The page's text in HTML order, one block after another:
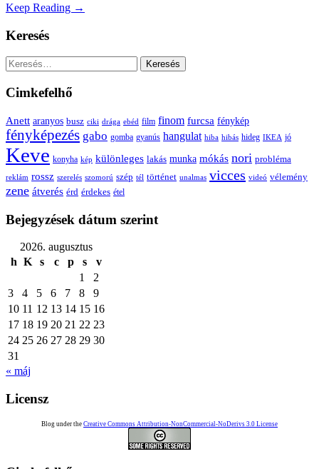
Keep Reading →
Keresés
Keresés:
Cimkefelhő
Anett aranyos busz ciki drága ebéd film finom furcsa fénykép
fényképezés gabo gomba gyanús hangulat hiba hibás hideg IKEA jó
Keve konyha kép különleges lakás munka mókás nori probléma
reklám rossz szerelés szomorú szép tél történet unalmas vicces videó vélemény
zene átverés érd érdekes étel
Bejegyzések dátum szerint
2026. augusztus
h K s c p s
v
1
2
3
4 5 6 7 8
9
10 11 12 13 14 15 16
17 18 19 20 21 22 23
24 25 26 27 28 29 30
31
« máj
Licensz
Blog under the Creative Commons Attribution-NonCommercial-NoDerivs 3.0 License